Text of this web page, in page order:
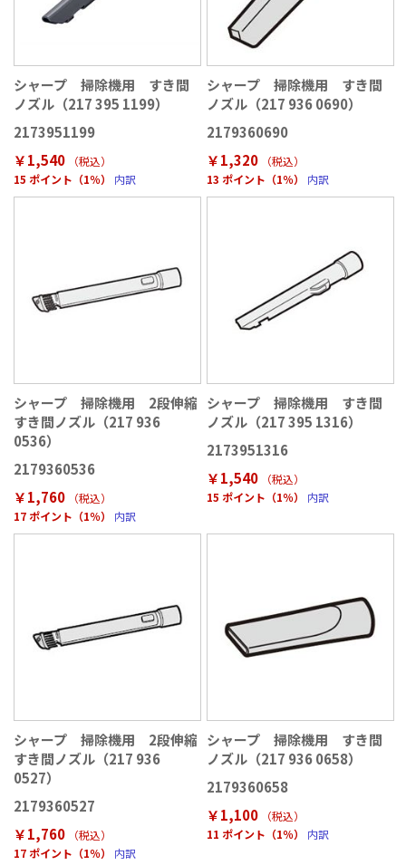
シャープ 掃除機用 すき間
ノズル（217 395 1199）
2173951199
￥1,540
（税込）
15 ポイント（1％）
内訳
シャープ 掃除機用 すき間
ノズル（217 936 0690）
2179360690
￥1,320
（税込）
13 ポイント（1％）
内訳
シャープ 掃除機用 2段伸縮
すき間ノズル（217 936
0536）
2179360536
￥1,760
（税込）
17 ポイント（1％）
内訳
シャープ 掃除機用 すき間
ノズル（217 395 1316）
2173951316
￥1,540
（税込）
15 ポイント（1％）
内訳
シャープ 掃除機用 2段伸縮
すき間ノズル（217 936
0527）
2179360527
￥1,760
（税込）
17 ポイント（1％）
内訳
シャープ 掃除機用 すき間
ノズル（217 936 0658）
2179360658
￥1,100
（税込）
11 ポイント（1％）
内訳